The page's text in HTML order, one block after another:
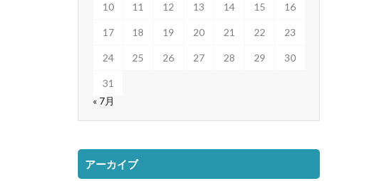
10 11 12 13 14 15 16
17 18 19 20 21 22 23
24 25 26 27 28 29 30
31
« 7月
アーカイブ